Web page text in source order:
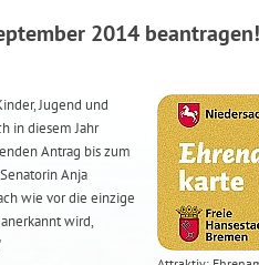
2014 beantragen!
Jugend und
in diesem Jahr
Antrag bis zum
Anja
wie vor die einzige
wird,